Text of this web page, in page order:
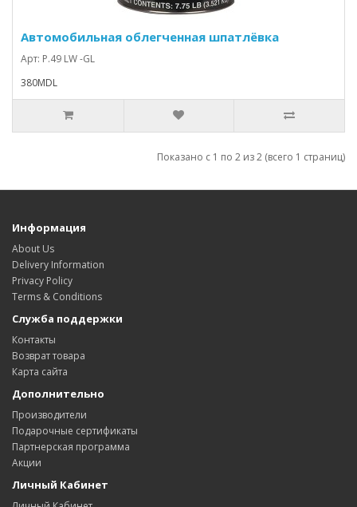
Автомобильная облегченная шпатлёвка
Арт: P.49 LW -GL
380MDL
Показано с 1 по 2 из 2 (всего 1 страниц)
Информация
About Us
Delivery Information
Privacy Policy
Terms & Conditions
Служба поддержки
Контакты
Возврат товара
Карта сайта
Дополнительно
Производители
Подарочные сертификаты
Партнерская программа
Акции
Личный Кабинет